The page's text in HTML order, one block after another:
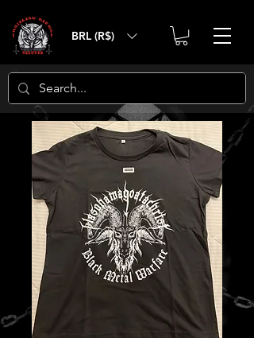
BRL (R$)